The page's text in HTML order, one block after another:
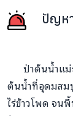
ปัญห
ป่าต้นน้ำแม่
ต้นน้ำที่อุดมสม
ไร่ข้าวโพด จน